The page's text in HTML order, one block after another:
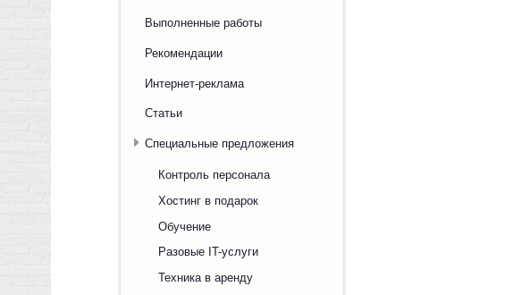
Выполненные работы
Рекомендации
Интернет-реклама
Статьи
Специальные предложения
Контроль персонала
Хостинг в подарок
Обучение
Разовые IT-услуги
Техника в аренду